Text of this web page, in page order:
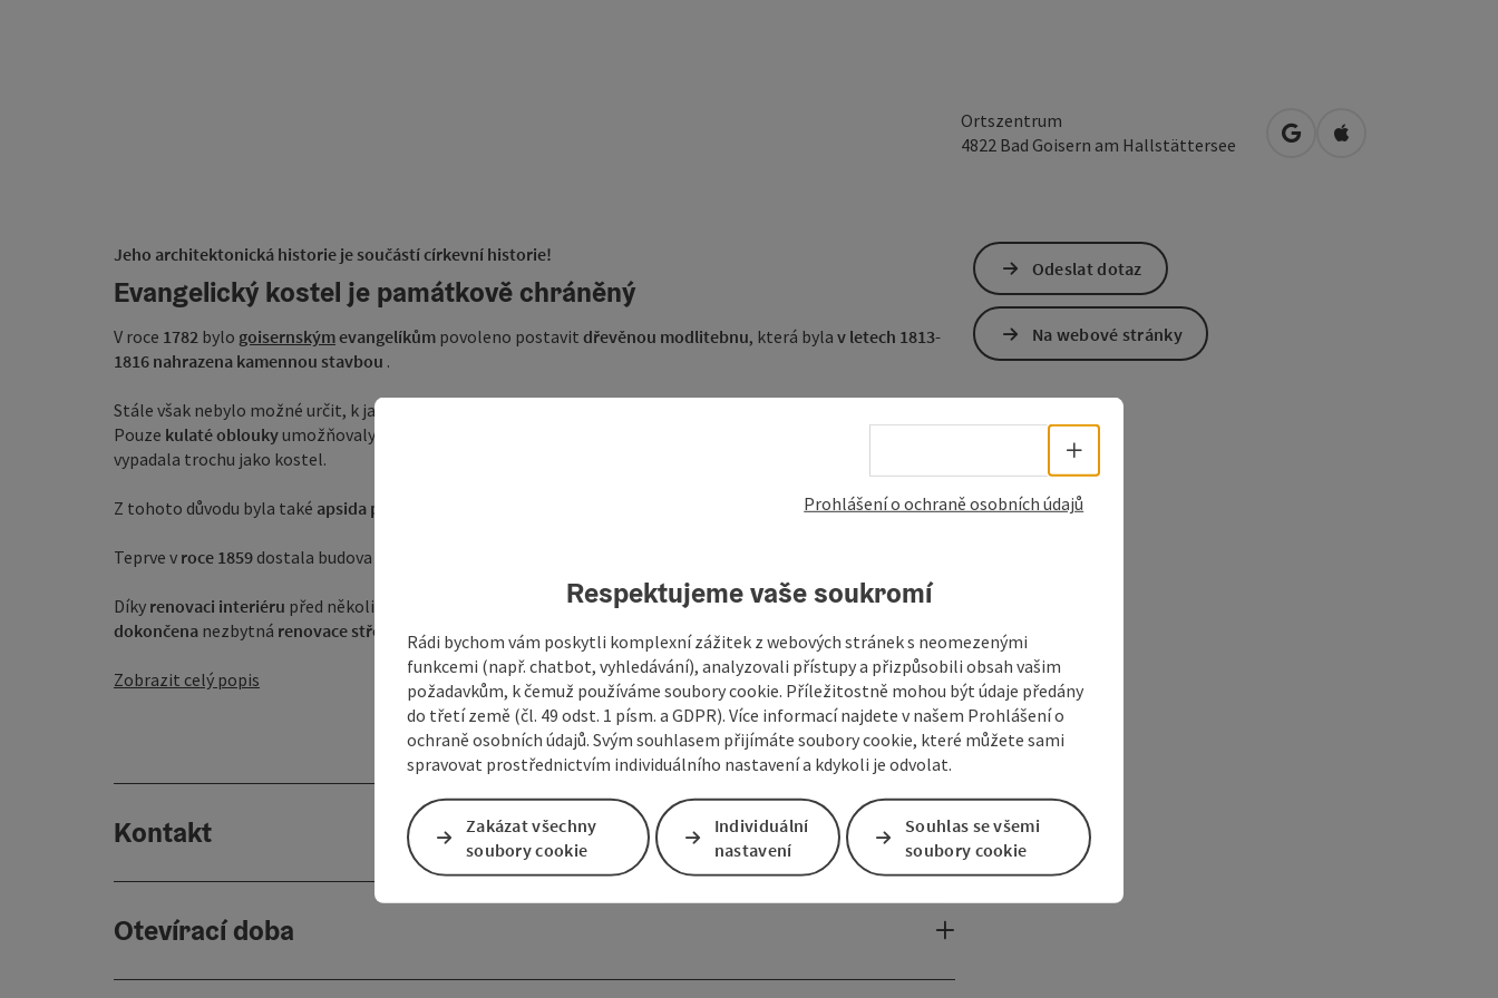
Ortszentrum
4822 Bad Goisern am Hallstättersee Otevřít v Mapách Google
Otevřít v Mapách
Jeho architektonická historie je součástí církevní historie!
Evangelický kostel je památkově chráněný
V roce 1782 bylo goisernskýmevangelíkům povoleno postavit dřevěnou modlitebnu, která byla v letech 1813-
1816 nahrazena kamennou stavbou .
Stále však nebylo možné určit, k jakému účelu stavba sloužila.
Pouze kulaté obloukyumožňovaly učinit závěr. Byly přidány
vypadala trochu jako kostel.
Z tohoto důvodu byla také apsida přesunuta
Teprve v roce 1859 dostala budova
Díky renovaci interiéru před několika lety nyní kostel působísvětle, přívětivěalákavě. Nedávno byla také
dokončena nezbytná renovace střechy ...
Zobrazit celý popis
Kontakt
Otevírací doba
Odeslat dotaz
Na webové stránky
Volba jazyka - Otevřít menu
Prohlášení o ochraně osobních údajů
Respektujeme vaše soukromí
Rádi bychom vám poskytli komplexní zážitek z webových stránek s neomezenými
funkcemi (např. chatbot, vyhledávání), analyzovali přístupy a přizpůsobili obsah vašim
požadavkům, k čemuž používáme soubory cookie. Příležitostně mohou být údaje předány
do třetí země (čl. 49 odst. 1 písm. a GDPR). Více informací najdete v našem Prohlášení o
ochraně osobních údajů. Svým souhlasem přijímáte soubory cookie, které můžete sami
spravovat prostřednictvím individuálního nastavení a kdykoli je odvolat.
Zakázat všechny
soubory cookie
Individuální
nastavení
Souhlas se všemi
soubory cookie